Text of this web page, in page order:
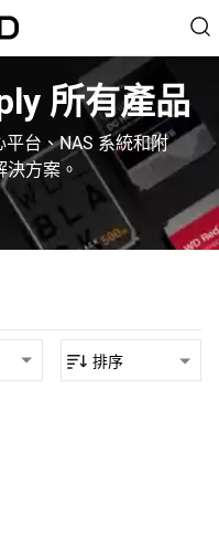
所有產品‎
台、NAS 系統和附
方案。
排序